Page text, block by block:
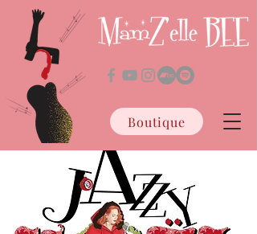
Boutique